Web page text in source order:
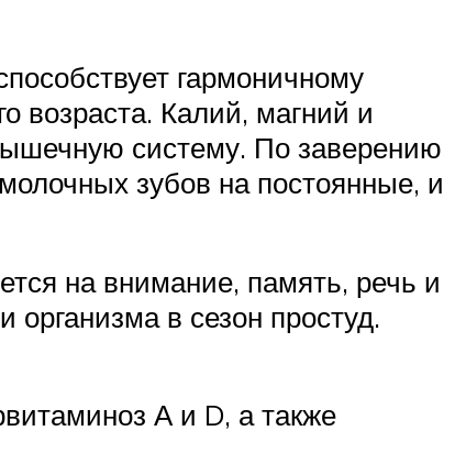
гармоничному
возраста. Калий, магний и
систему. По заверению
зубов на постоянные, и
на внимание, память, речь и
в сезон простуд.
А и D, а также